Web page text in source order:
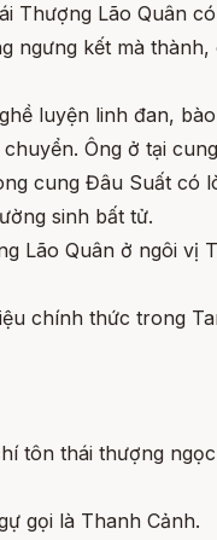
Thượng Lão Quân
ngưng kết mà
luyện linh đan,
Ông ở tại
cung Đâu Suất có
sinh bất tử.
Lão Quân ở ngôi vị
chính thức trong
tôn thái thượng
gọi là Thanh Cảnh.